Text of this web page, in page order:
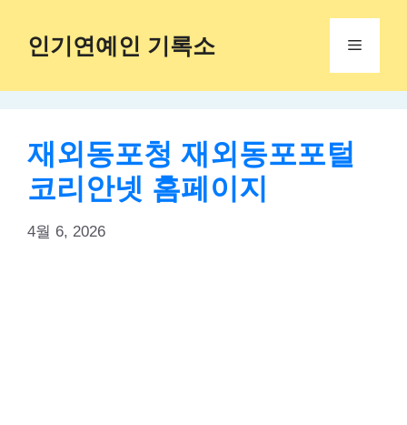
content
인기연예인 기록소 Menu
재외동포청 재외동포포털
코리안넷 홈페이지
4월 6, 2026